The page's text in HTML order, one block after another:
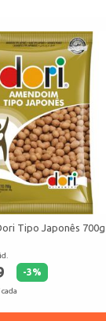
Tipo Japonês 700g
-3%